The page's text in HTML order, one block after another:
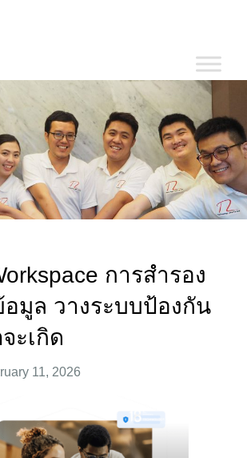
การสำรอง
มูล วางระบบป้องกัน
ะเกิด